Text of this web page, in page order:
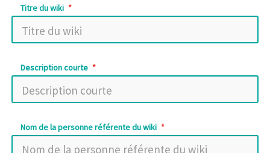
Titre du wiki
Description courte
Nom de la personne référente du wiki